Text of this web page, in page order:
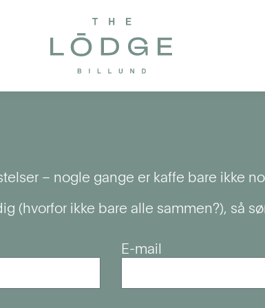
– nogle gange er kaffe bare ikke
ikke bare alle sammen?), så
E-mail